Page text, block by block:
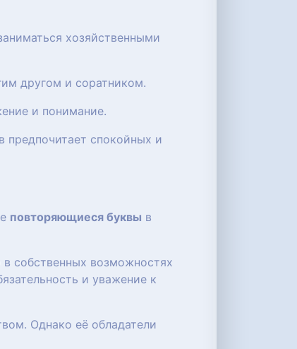
хозяйственными
другом и соратником.
и понимание.
спокойных и
повторяющиеся буквы в
в собственных возможностях
и уважение к
Однако её обладатели